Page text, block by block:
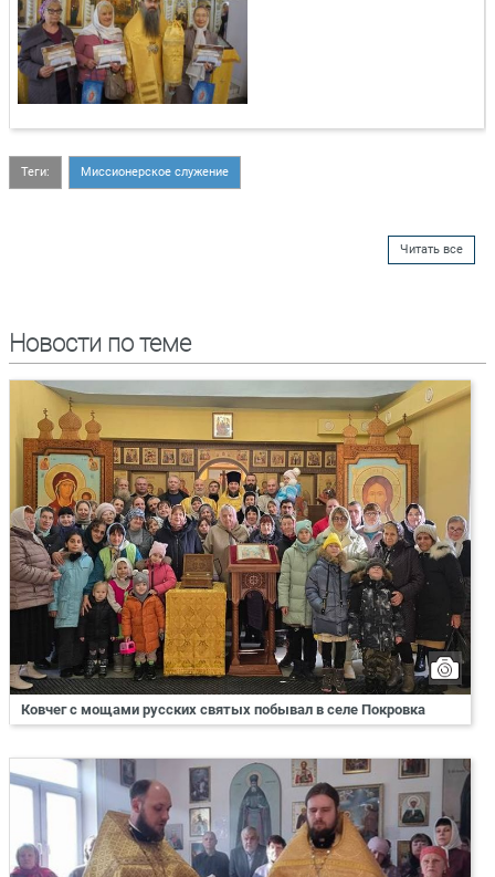
Теги: Миссионерское служение
Читать все
Новости по теме
Ковчег с мощами русских святых побывал в селе Покровка